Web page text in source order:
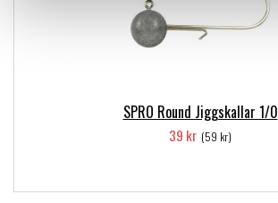
SPRO Round Jiggskallar 1/0
39 kr (59 kr)